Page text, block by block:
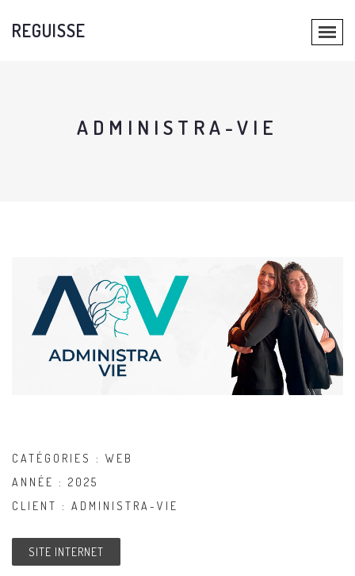
REGUISSE
ADMINISTRA-VIE
CATÉGORIES : WEB
ANNÉE : 2025
CLIENT : ADMINISTRA-VIE
SITE INTERNET